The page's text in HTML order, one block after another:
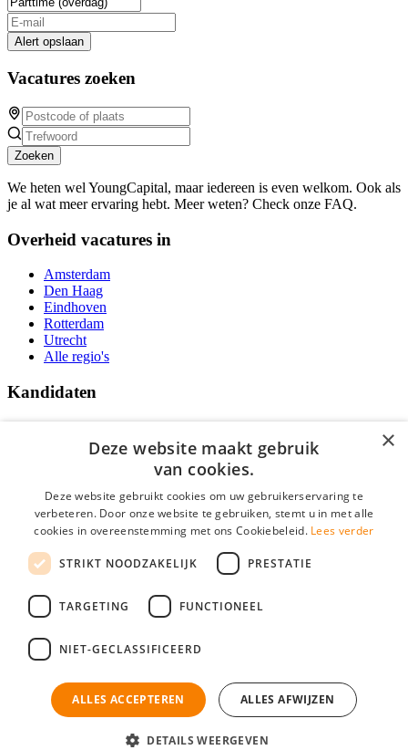
Alert opslaan
Vacatures zoeken
Zoeken
We heten wel YoungCapital, maar iedereen is even welkom. Ook als
je al wat meer ervaring hebt. Meer weten? Check onze FAQ.
Overheid vacatures in
Amsterdam
Den Haag
Eindhoven
Rotterdam
Utrecht
Alle regio's
Kandidaten
Vacatures
Over Vacatures Overheid Online
YoungCapital IOS App
YoungCapital Android App
Hoofdkantoor Hoofddorp
Social
Vacatures Overheid is onderdeel van YoungCapital • © 2026 • KvK nr:
Mogen wij cookies plaatsen? Check hier ons
×
Deze website maakt gebruik
van cookies.
Deze website gebruikt cookies om uw gebruikerservaring te
verbeteren. Door onze website te gebruiken, stemt u in met alle
cookies in overeenstemming met ons Cookiebeleid. Lees verder
STRIKT NOODZAKELIJK PRESTATIE
TARGETING FUNCTIONEEL
NIET-GECLASSIFICEERD
ALLES ACCEPTEREN ALLES AFWIJZEN
DETAILS WEERGEVEN